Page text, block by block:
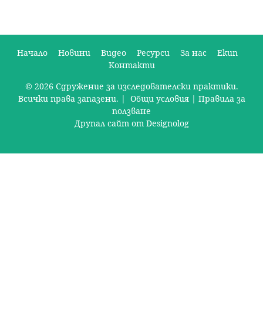
с
в
Начало Новини Видео Ресурси За нас
Екип
Контакти
© 2026 Сдружение за изследователски практики.
Всички права запазени. | Общи условия| Правила за
ползване
Друпал сайт от Designolog